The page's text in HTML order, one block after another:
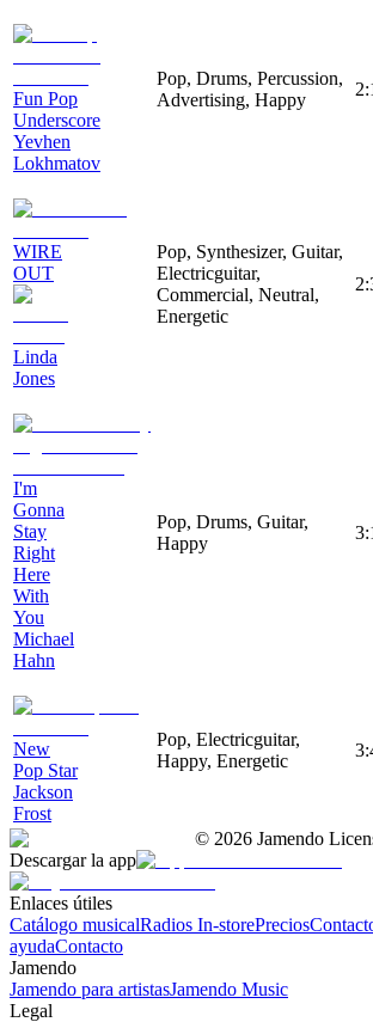
Fun Pop
Underscore
Yevhen
Lokhmatov
Pop, Drums, Percussion,
Advertising, Happy
WIRE
OUT
Linda
Jones
Pop, Synthesizer, Guitar,
Electricguitar,
Commercial, Neutral,
Energetic
I'm
Gonna
Stay
Right
Here
With
You
Michael
Hahn
Pop, Drums, Guitar,
Happy
New
Pop Star
Jackson
Frost
Pop, Electricguitar,
Happy, Energetic
© 2026 Jamendo
Descargar la app
Enlaces útiles
Catálogo musicalRadios In-storePrecios
ayudaContacto
Jamendo
Jamendo para artistasJamendo Music
Legal